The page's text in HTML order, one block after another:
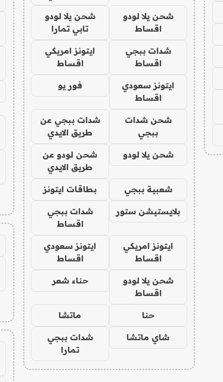
شحن يلا لودو
اقساط
شحن يلا لودو
تابي تمارا
شدات ببجي
اقساط
ايتونز امريكي
اقساط
ايتونز سعودي
اقساط
فور يو
شحن شدات
ببجي
شدات ببجي عن
طريق الايدي
شحن يلا لودو
شحن لودو عن
طريق الايدي
شعبية ببجي بطاقات ايتونز
بلايستيشن ستور
شدات ببجي
اقساط
ايتونز امريكي
اقساط
ايتونز سعودي
اقساط
شحن يلا لودو
اقساط
حناء شعر
حنا ماتشا
شاي ماتشا
شدات ببجي
تمارا